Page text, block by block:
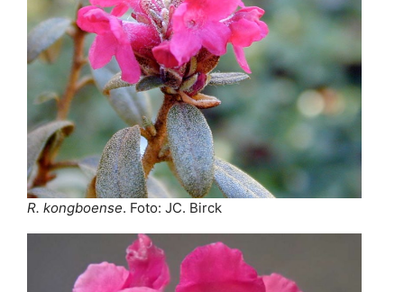
R. kongboense. Foto: JC. Birck